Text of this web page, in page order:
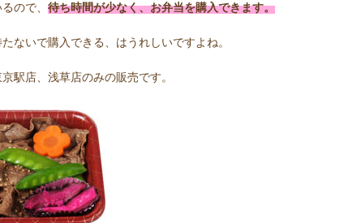
ので、 待ち時間が少なく、お弁当を購入できます。
ないで購入できる、はうれしいですよね。
駅店、浅草店のみの販売です。